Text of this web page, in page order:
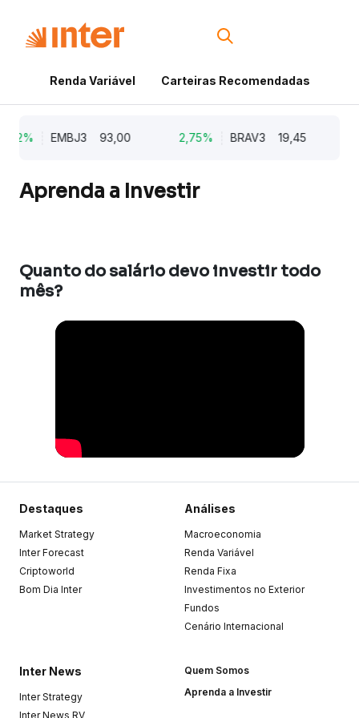
Renda Variável Carteiras Recomendadas
EMBJ3 93,00 2,75% BRAV3 19,45
Aprenda a Investir
Quanto do salário devo investir todo
mês?
Destaques
Market Strategy
Inter Forecast
Criptoworld
Bom Dia Inter
Análises
Macroeconomia
Renda Variável
Renda Fixa
Investimentos no Exterior
Fundos
Cenário Internacional
Inter News
Inter Strategy
Inter News RV
Quem Somos
Aprenda a Investir